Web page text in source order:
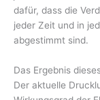
dafür, dass die
jeder Zeit und in
abgestimmt sind.
Das Ergebnis
Der aktuelle